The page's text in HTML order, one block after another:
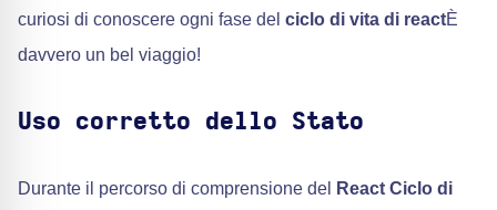
curiosi di conoscere ogni fase del ciclo di vita di reactÈ
davvero un bel viaggio!
Uso corretto dello Stato
Durante il percorso di comprensione del
React Ciclo di